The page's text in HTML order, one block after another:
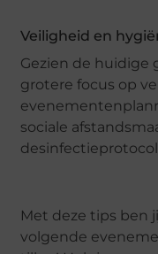
Veiligheid en
Gezien de huidige
grotere focus op
sociale
Met deze tips ben
volgende